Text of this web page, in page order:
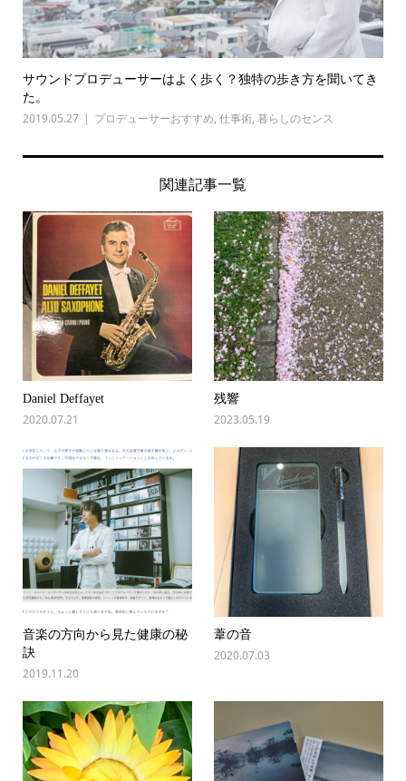
サウンドプロデューサーはよく歩く？独特の歩き方を聞いてき
た。
2019.05.27 プロデューサーおすすめ, 仕事術, 暮らしのセンス
関連記事一覧
Daniel Deffayet
2020.07.21
残響
2023.05.19
音楽の方向から見た健康の秘
訣
2019.11.20
葦の音
2020.07.03